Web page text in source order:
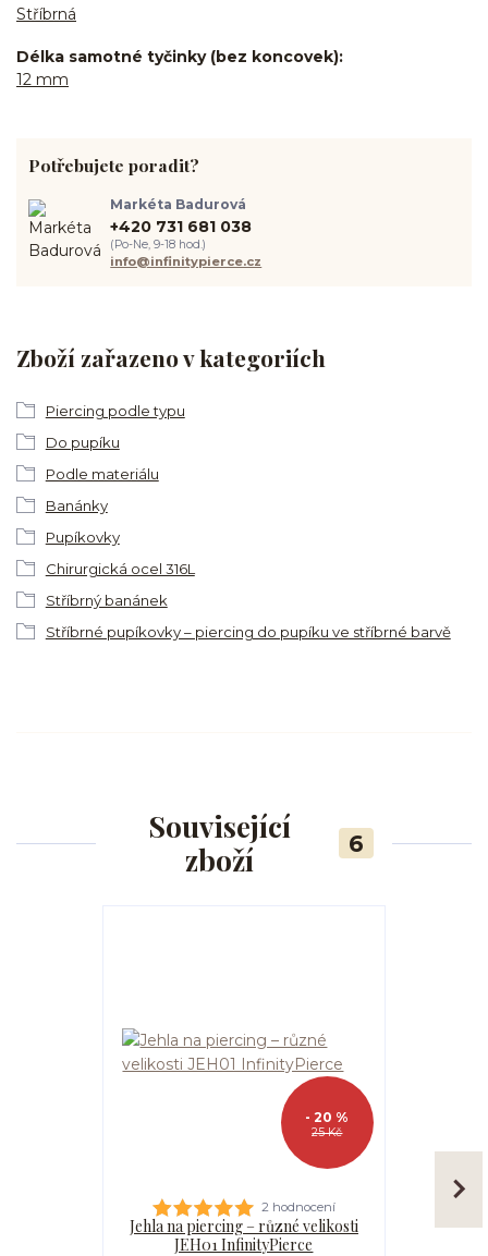
Stříbrná
Délka samotné tyčinky (bez koncovek)
12 mm
Zboží zařazeno v kategoriích
Piercing podle typu
Do pupíku
Podle materiálu
Banánky
Pupíkovky
Chirurgická ocel 316L
Stříbrný banánek
Stříbrné pupíkovky – piercing do pupíku ve stříbrné barvě
Potřebujete poradit?
Markéta Badurová
+420 731 681 038
(Po-Ne, 9-18 hod.)
info@infinitypierce.cz
Související
zboží
6
25 Kč
- 20 %
2 hodnocení
Jehla na piercing – různé velikosti
JEH01 InfinityPierce